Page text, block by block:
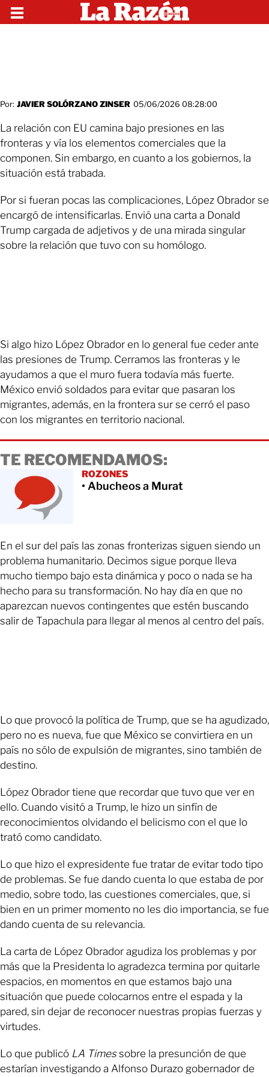
Por: JAVIER SOLÓRZANO ZINSER 05/06/2026 08:28:00
La relación con EU camina bajo presiones en las
fronteras y vía los elementos comerciales que la
componen. Sin embargo, en cuanto a los gobiernos, la
situación está trabada.
Por si fueran pocas las complicaciones, López Obrador se
encargó de intensificarlas. Envió una carta a Donald
Trump cargada de adjetivos y de una mirada singular
sobre la relación que tuvo con su homólogo.
Si algo hizo López Obrador en lo general fue ceder ante
las presiones de Trump. Cerramos las fronteras y le
ayudamos a que el muro fuera todavía más fuerte.
México envió soldados para evitar que pasaran los
migrantes, además, en la frontera sur se cerró el paso
con los migrantes en territorio nacional.
TE RECOMENDAMOS:
ROZONES
• Abucheos a Murat
En el sur del país las zonas fronterizas siguen siendo un
problema humanitario. Decimos sigue porque lleva
mucho tiempo bajo esta dinámica y poco o nada se ha
hecho para su transformación. No hay día en que no
aparezcan nuevos contingentes que estén buscando
salir de Tapachula para llegar al menos al centro del país.
Lo que provocó la política de Trump, que se ha agudizado,
pero no es nueva, fue que México se convirtiera en un
país no sólo de expulsión de migrantes, sino también de
destino.
López Obrador tiene que recordar que tuvo que ver en
ello. Cuando visitó a Trump, le hizo un sinfín de
reconocimientos olvidando el belicismo con el que lo
trató como candidato.
Lo que hizo el expresidente fue tratar de evitar todo tipo
de problemas. Se fue dando cuenta lo que estaba de por
medio, sobre todo, las cuestiones comerciales, que, si
bien en un primer momento no les dio importancia, se fue
dando cuenta de su relevancia.
La carta de López Obrador agudiza los problemas y por
más que la Presidenta lo agradezca termina por quitarle
espacios, en momentos en que estamos bajo una
situación que puede colocarnos entre el espada y la
pared, sin dejar de reconocer nuestras propias fuerzas y
virtudes.
Lo que publicó LA Timessobre la presunción de que
estarían investigando a Alfonso Durazo gobernador de